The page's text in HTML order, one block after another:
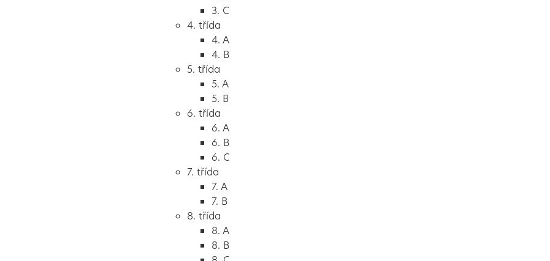
3. C
4. třída
4. A
4. B
5. třída
5. A
5. B
6. třída
6. A
6. B
6. C
7. třída
7. A
7. B
8. třída
8. A
8. B